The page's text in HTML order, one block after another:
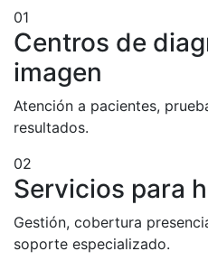
01
Centros de
imagen
Atención a pacientes,
resultados.
02
Servicios para
Gestión, cobertura
soporte especializado.